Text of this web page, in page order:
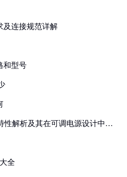
及连接规范详解
和型号
性解析及其在可调电源设计中的
全